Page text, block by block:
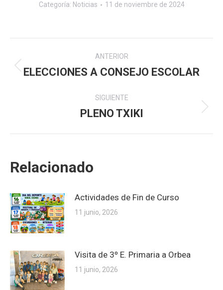
Categoría: Noticias 11 de noviembre de 2024
Navegación
entre
publicaciones
ANTERIOR
Publicación
ELECCIONES A CONSEJO ESCOLAR
SIGUIENTE
Publicación
PLENO TXIKI
Relacionado
Actividades de Fin de Curso
11 junio, 2026
Visita de 3º E. Primaria a Orbea
11 junio, 2026